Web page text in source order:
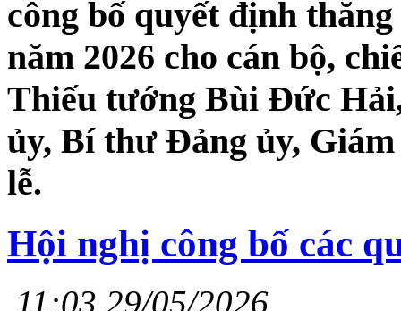
công bố quyết định
năm 2026 cho cán bộ,
Thiếu tướng Bùi Đức
ủy, Bí thư Đảng ủy,
lễ.
Hội nghị công bố các
11:03 29/05/2026